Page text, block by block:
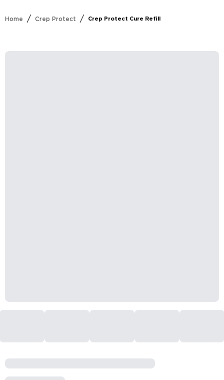
Home / Crep Protect / Crep Protect Cure Refill